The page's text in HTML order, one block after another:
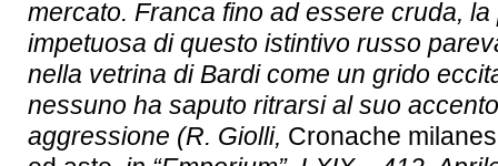
mercato. Franca fino ad essere cruda, la
impetuosa di questo istintivo russo
nella vetrina di Bardi come un grido
nessuno ha saputo ritrarsi al suo
aggressione (R. Giolli, Cronache